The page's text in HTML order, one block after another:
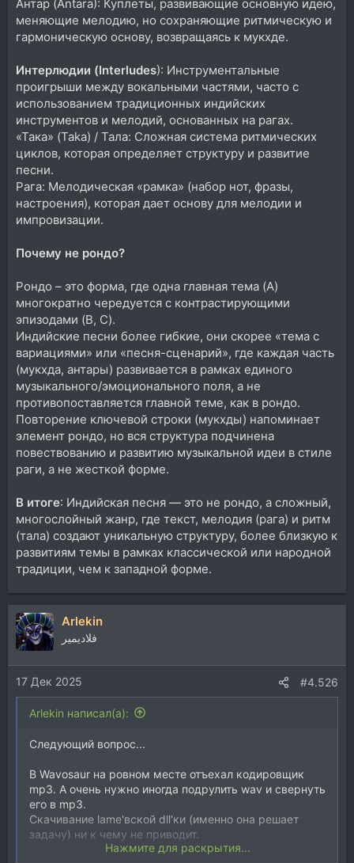
Антар (Antara): Куплеты, развивающие основную идею,
меняющие мелодию, но сохраняющие ритмическую и
гармоническую основу, возвращаясь к мукхде.
Интерлюдии (Interludes): Инструментальные
проигрыши между вокальными частями, часто с
использованием традиционных индийских
инструментов и мелодий, основанных на рагах.
«Така» (Taka) / Тала: Сложная система ритмических
циклов, которая определяет структуру и развитие
песни.
Рага: Мелодическая «рамка» (набор нот, фразы,
настроения), которая дает основу для мелодии и
импровизации.
Почему не рондо?
Рондо – это форма, где одна главная тема (A)
многократно чередуется с контрастирующими
эпизодами (B, C).
Индийские песни более гибкие, они скорее «тема с
вариациями» или «песня-сценарий», где каждая часть
(мукхда, антары) развивается в рамках единого
музыкального/эмоционального поля, а не
противопоставляется главной теме, как в рондо.
Повторение ключевой строки (мукхды) напоминает
элемент рондо, но вся структура подчинена
повествованию и развитию музыкальной идеи в стиле
раги, а не жесткой форме.
В итоге: Индийская песня — это не рондо, а сложный,
многослойный жанр, где текст, мелодия (рага) и ритм
(тала) создают уникальную структуру, более близкую к
развитиям темы в рамках классической или народной
традиции, чем к западной форме.
Arlekin
فلاديمير
17 Дек 2025 #4.526
Arlekin написал(а):
Следующий вопрос...
В Wavosaur на ровном месте отъехал кодировщик
mp3. А очень нужно иногда подрулить wav и свернуть
его в mp3.
Скачивание lame'вской dll'ки (именно она решает
задачу) ни к чему не приводит.
Нажмите для раскрытия...